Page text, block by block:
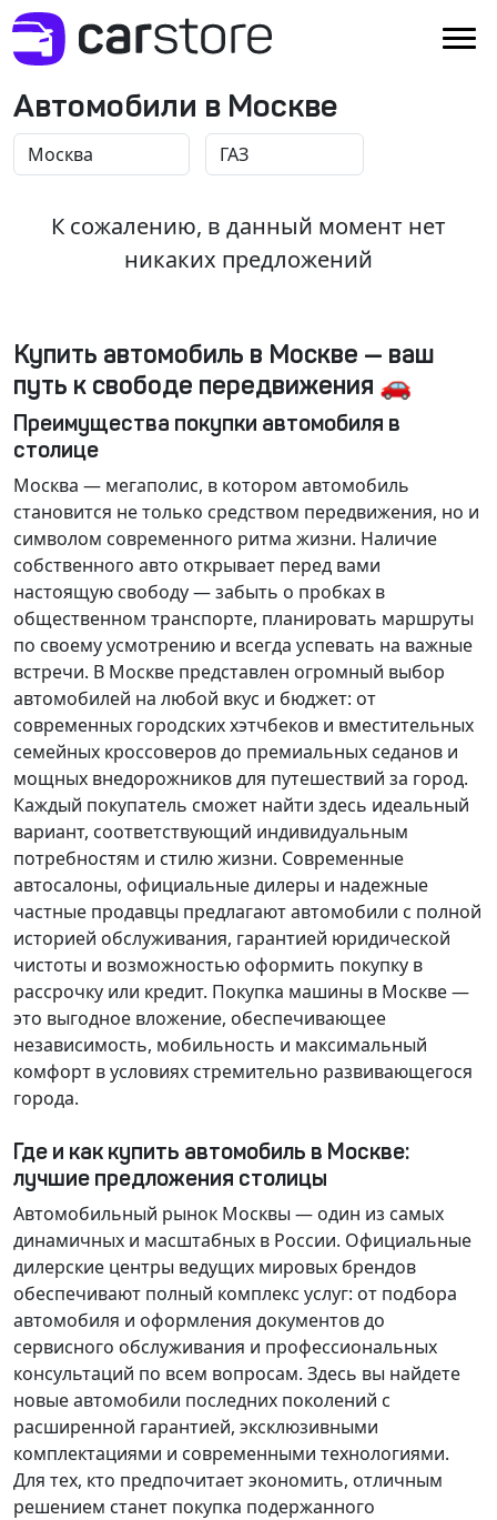
Автомобили в Москве
К сожалению, в данный момент нет
никаких предложений
Купить автомобиль в Москве — ваш
путь к свободе передвижения 🚗
Преимущества покупки автомобиля в
столице
Москва — мегаполис, в котором автомобиль
становится не только средством передвижения, но и
символом современного ритма жизни. Наличие
собственного авто открывает перед вами
настоящую свободу — забыть о пробках в
общественном транспорте, планировать маршруты
по своему усмотрению и всегда успевать на важные
встречи. В Москве представлен огромный выбор
автомобилей на любой вкус и бюджет: от
современных городских хэтчбеков и вместительных
семейных кроссоверов до премиальных седанов и
мощных внедорожников для путешествий за город.
Каждый покупатель сможет найти здесь идеальный
вариант, соответствующий индивидуальным
потребностям и стилю жизни. Современные
автосалоны, официальные дилеры и надежные
частные продавцы предлагают автомобили с полной
историей обслуживания, гарантией юридической
чистоты и возможностью оформить покупку в
рассрочку или кредит. Покупка машины в Москве —
это выгодное вложение, обеспечивающее
независимость, мобильность и максимальный
комфорт в условиях стремительно развивающегося
города.
Где и как купить автомобиль в Москве:
лучшие предложения столицы
Автомобильный рынок Москвы — один из самых
динамичных и масштабных в России. Официальные
дилерские центры ведущих мировых брендов
обеспечивают полный комплекс услуг: от подбора
автомобиля и оформления документов до
сервисного обслуживания и профессиональных
консультаций по всем вопросам. Здесь вы найдете
новые автомобили последних поколений с
расширенной гарантией, эксклюзивными
комплектациями и современными технологиями.
Для тех, кто предпочитает экономить, отличным
решением станет покупка подержанного